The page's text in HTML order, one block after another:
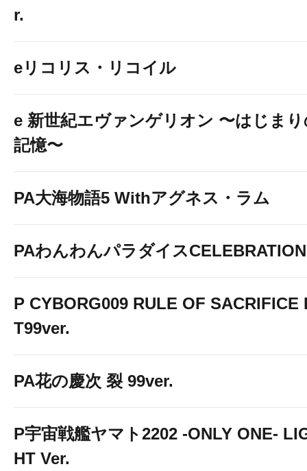
r.
eリコリス・リコイル
e 新世紀エヴァンゲリオン 〜はじま
記憶〜
PA大海物語5 Withアグネス・ラム
PAわんわんパラダイスCELEBRATION
P CYBORG009 RULE OF SACRIFICE
T99ver.
PA花の慶次 裂 99ver.
P宇宙戦艦ヤマト2202 -ONLY ONE-
HT Ver.